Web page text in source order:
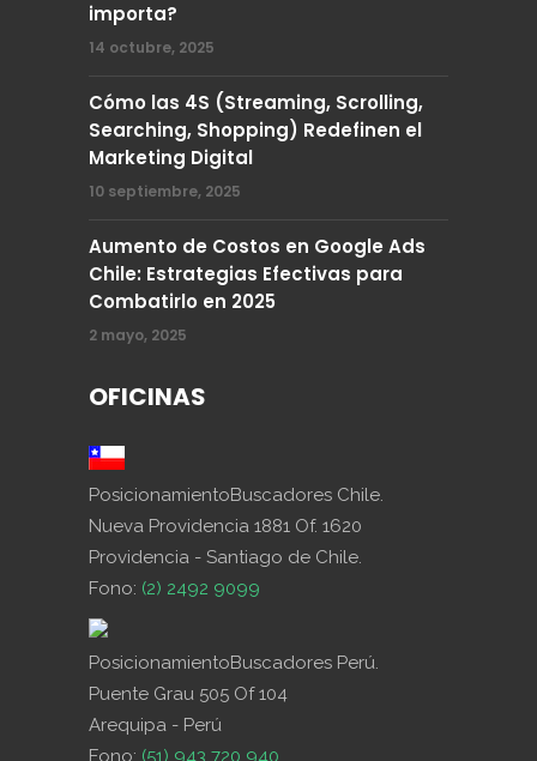
importa?
14 octubre, 2025
Cómo las 4S (Streaming, Scrolling,
Searching, Shopping) Redefinen el
Marketing Digital
10 septiembre, 2025
Aumento de Costos en Google Ads
Chile: Estrategias Efectivas para
Combatirlo en 2025
2 mayo, 2025
OFICINAS
PosicionamientoBuscadores Chile.
Nueva Providencia 1881 Of. 1620
Providencia - Santiago de Chile.
Fono: (2) 2492 9099
PosicionamientoBuscadores Perú.
Puente Grau 505 Of 104
Arequipa - Perú
Fono: (51) 943 720 940